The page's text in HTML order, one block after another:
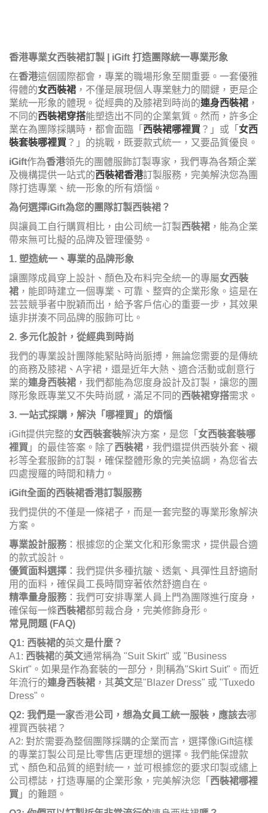
香港專業女西裝裙訂製 | iGift 打造團隊統一專業形象
在香港這個國際都會，專業的職場形象至關重要。一套優雅
得體的女西裝裙 ，不僅是展現個人專業魅力的關鍵，更是企
業統一形象的體現。從經典的及膝裙到時尚的連身西裝裙 ，
不同的西裝裙穿搭能塑造出不同的企業氣質。然而，許多企
業在為團隊採購時，都會面臨「 西裝裙哪裡買 ？」或「 女西
裝套裝哪裡買 ？」的挑戰，既要款式統一，又要品質優良。
iGift作為香港領先的團體服飾訂製專家，我們專為各類企業
及機構提供一站式的西裝裙香港訂製服務，完美解決您為團
隊打造專業、統一形象的所有煩惱。
為何選擇iGift為您的團隊訂製西裝裙？
與讓員工自行購買相比，由公司統一訂製西裝裙 ，能為企業
帶來無可比擬的品牌及管理優勢。
1. 塑造統一、專業的品牌形象
讓團隊成員穿上設計、顏色及布料完全統一的專屬女西裝
裙 ，能即時建立一個專業、可靠、整齊的企業形象。這是在
芸芸競爭者中脫穎而出，給予客戶信心的重要一步，其效果
遠非拼湊不同品牌的服飾可比。
2. 多元化設計，從經典到時尚
我們的專業設計團隊能緊貼時尚脈搏，無論您需要的是傳統
的商務及膝裙、A字裙，還是近年大熱、適合活動或創意行
業的連身西裝裙 ，我們都能為您度身設計及訂製，讓您的團
隊形象既專業又不失時尚感，滿足不同的西裝裙穿搭需求。
3. 一站式採購，解決「哪裡買」的煩惱
iGift提供完整的女西裝套裝解決方案，是您「 女西裝套裝哪
裡買 」的最佳答案。除了西裝裙 ，我們還提供西裝外套、襯
衫等全套服飾的訂製，確保整體形象的完美協調，為您省去
四處搜羅的時間和精力。
iGift全面的西裝裙香港訂製服務
我們提供的不僅是一條裙子，而是一套完整的專業形象解決
方案。
專業設計服務 ：根據您的企業文化和形象需求，提供最合適
的款式設計。
優質面料選擇 ：我們提供多種抗皺、透氣、具彈性且舒適耐
用的面料，確保員工長時間穿著依然舒適自在。
精準量身服務 ：我們可安排專業人員上門為團隊進行度身，
確保每一條西裝裙都剪裁合身，完美修飾身形。
常見問題 (FAQ)
Q1: 西裝裙的英文是什麼？
A1: 西裝裙的英文通常稱為 "Suit Skirt" 或 "Business
Skirt"。如果是作為套裝的一部分，則稱為"Skirt Suit"。而近
年流行的連身西裝裙 ，其英文是"Blazer Dress" 或 "Tuxedo
Dress"。
Q2: 我們是一家香港公司，想為女員工統一服裝，應該去哪
裡買西裝裙？
A2: 對於需要為整個團隊採購的企業而言，選擇像iGift這樣
的專業訂製公司是比零售店更理想的選擇。我們能保證款
式、顏色和品質的絕對統一，並可根據您的要求印製或繡上
公司標誌，打造專屬的企業形象，完美解決您「 西裝裙哪裡
買 」的難題。